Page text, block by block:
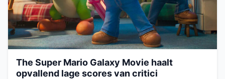
The Super Mario Galaxy Movie haalt
opvallend lage scores van critici